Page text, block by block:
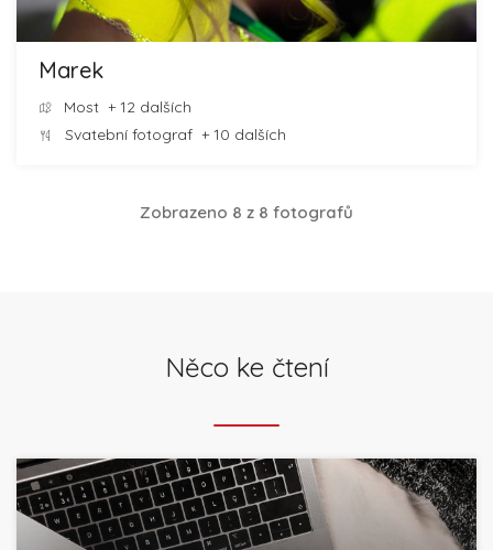
Marek
Most + 12 dalších
Svatební fotograf + 10 dalších
Zobrazeno 8 z 8 fotografů
Něco ke čtení